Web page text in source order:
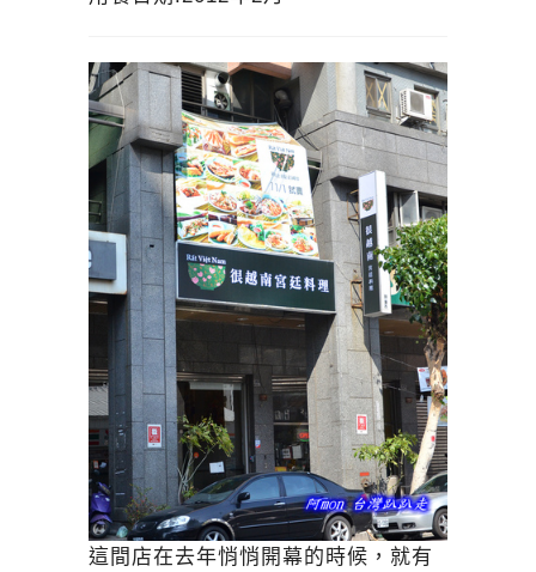
這間店在去年悄悄開幕的時候，就有